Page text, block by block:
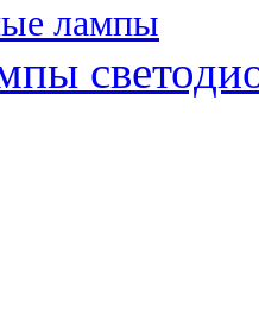
лампы